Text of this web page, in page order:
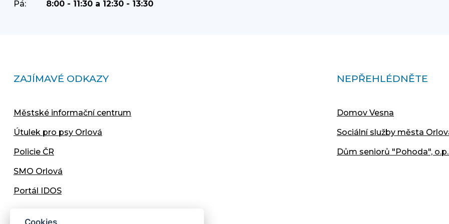
Pá: 8:00 - 11:30 a 12:30 - 13:30
ZAJÍMAVÉ ODKAZY
Městské informační centrum
Útulek pro psy Orlová
Policie ČR
SMO Orlová
Portál IDOS
NEPŘEHLÉDNĚTE
Domov Vesna
Sociální služby města
Dům seniorů "Pohoda",